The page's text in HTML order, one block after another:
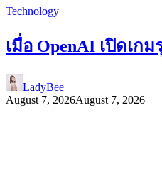
Technology
เมื่อ OpenAI เปิดเก
LadyBee
August 7, 2026August 7, 2026